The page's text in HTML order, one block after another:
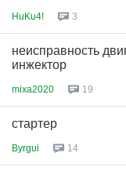
HuKu4! 3
неисправность
инжектор
mixa2020 19
стартер
Byrgui 14